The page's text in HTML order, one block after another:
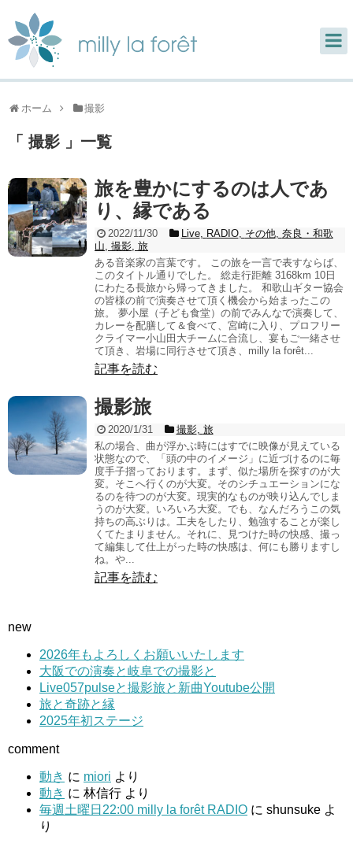
ホーム 撮影
「 撮影 」一覧
旅を豊かにするのは人であ
り、縁である
2022/11/30 Live, RADIO, その他, 奈良・和歌
山, 撮影, 旅
ある音楽家の言葉です。 この旅を一言で表すならば、
このタイトル通りでした。 総走行距離 3168km 10日
にわたる長旅から帰ってきました。 和歌山ギター協会
の皆様の前で演奏させて頂く機会から始まったこの
旅。 夢小屋（子ども食堂）の前でみんなで演奏して、
カレーを配膳して＆食べて、宮崎に入り、プロフリー
クライマー小山田大チームに合流し、宴もご一緒させ
て頂き、岩場に同行させて頂き、milly la forêt...
記事を読む
撮影旅
2020/1/31 撮影, 旅
私の場合、曲が浮かぶ時にはすでに映像が見えている
状態なので、「頭の中のイメージ」に近づけるのに毎
度手子摺っております。まず、似た場所を探すのが大
変。そこへ行くのが大変。そのシチュエーションにな
るのを待つのが大変。現実的なものが映り込んでしま
うのが大変。いろいろ大変。でも、なんだろうこの気
持ちの高ぶりは。工夫をしたり、勉強することが楽し
くてたまりません。それに、見つけた時の快感、撮っ
て編集して仕上がった時の快感は、何にも勝りますし
ね。や...
記事を読む
new
2026年もよろしくお願いいたします
大阪での演奏と岐阜での撮影と
Live057pulseと撮影旅と新曲Youtube公開
旅と奇跡と縁
2025年初ステージ
comment
動き に miori より
動き に 林信行 より
毎週土曜日22:00 milly la forêt RADIO に shunsuke よ
り